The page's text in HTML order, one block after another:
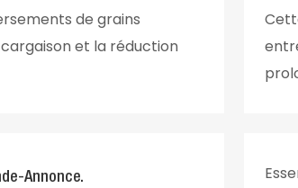
de grains
et la réduction
Annonce.